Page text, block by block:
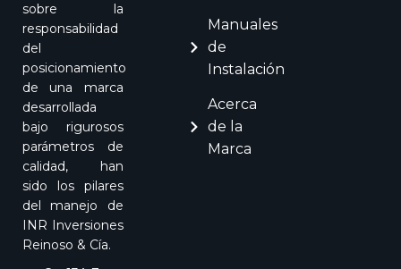
sobre la
responsabilidad
del
posicionamiento
de una marca
desarrollada
bajo rigurosos
parámetros de
calidad, han
sido los pilares
del manejo de
INR Inversiones
Reinoso & Cía.
Manuales
de
Instalación
Acerca
de la
Marca